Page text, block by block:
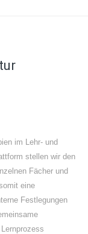
im Lehr- und
stellen wir den
Fächer und
eine
Festlegungen